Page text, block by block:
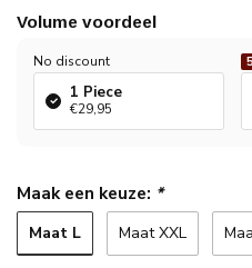
Volume voordeel
No discount
1 Piece
€29,95
Maak een keuze: *
Maat L Maat XXL